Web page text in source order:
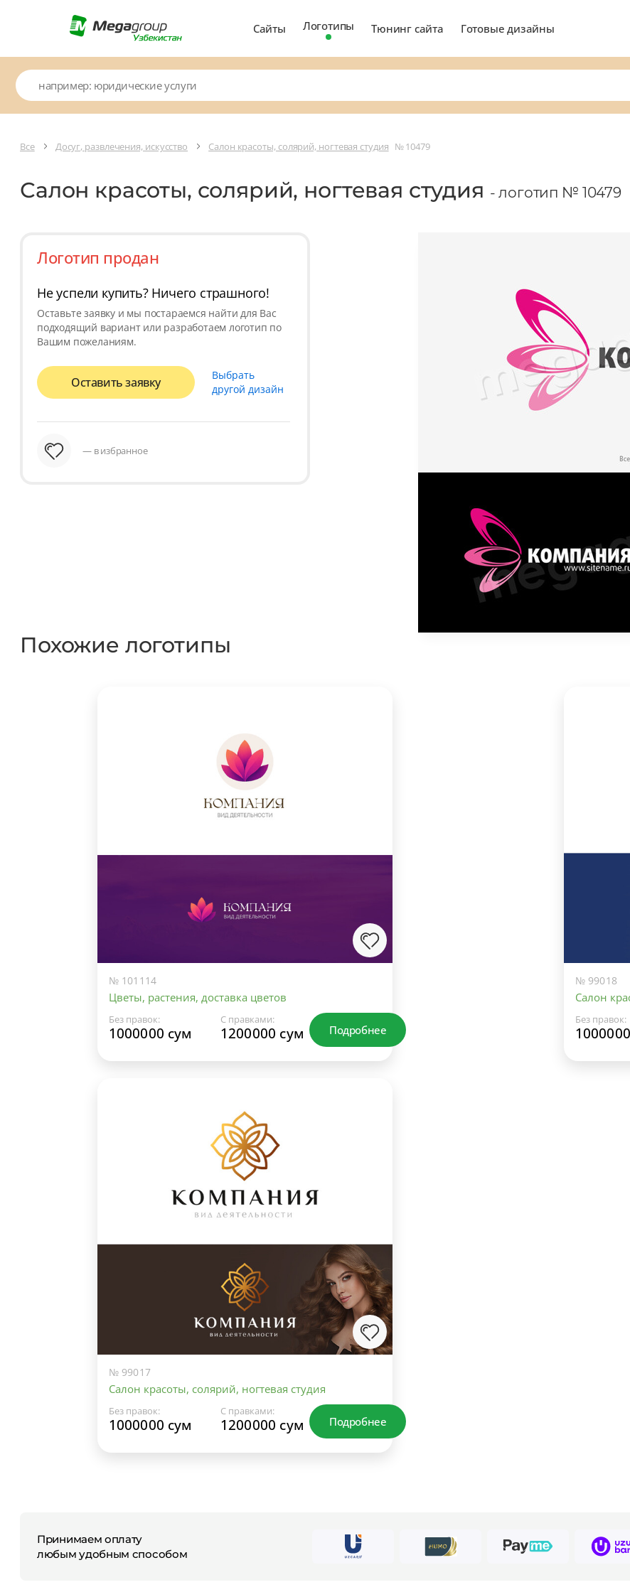
Сайты Логотипы Тюнинг сайта Готовые дизайны
Все Досуг, развлечения, искусство Салон красоты, солярий, ногтевая студия № 10479
Салон красоты, солярий, ногтевая студия - логотип № 10479
Логотип продан
Не успели купить? Ничего страшного!
Оставьте заявку и мы постараемся найти для Вас
подходящий вариант или разработаем логотип по
Вашим пожеланиям.
Оставить заявку
Выбрать
другой дизайн
— в избранное
Похожие логотипы
№ 101114
Цветы, растения, доставка цветов
Без правок:
1000000 сум
С правками:
1200000 сум Подробнее
№ 99018
Салон
Без правок:
№ 99017
Салон красоты, солярий, ногтевая студия
Без правок:
1000000 сум
С правками:
1200000 сум Подробнее
Принимаем оплату
любым удобным способом